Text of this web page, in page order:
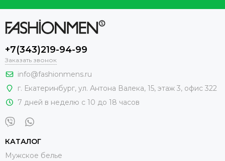
+7(343)219-94-99
Заказать звонок
info@fashionmens.ru
г. Екатеринбург, ул. Антона Валека, 15, этаж 3, офис 322
7 дней в неделю с 10 до 18 часов
КАТАЛОГ
Мужское белье